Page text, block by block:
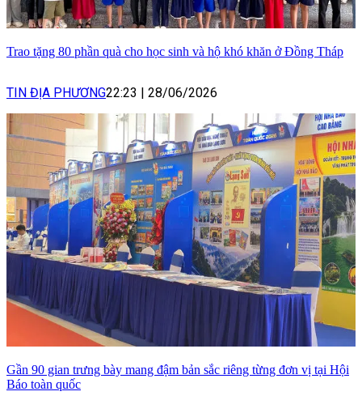
Trao tặng 80 phần quà cho học sinh và hộ khó khăn ở Đồng Tháp
TIN ĐỊA PHƯƠNG22:23 28/06/2026
Gần 90 gian trưng bày mang đậm bản sắc riêng từng đơn vị tại Hội
Báo toàn quốc